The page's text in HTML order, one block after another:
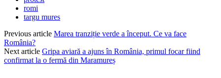
romi
targu mures
Previous article Marea tranziție verde a început. Ce va face
România?
Next article Gripa aviară a ajuns în România, primul focar fiind
confirmat la o fermă din Maramureș